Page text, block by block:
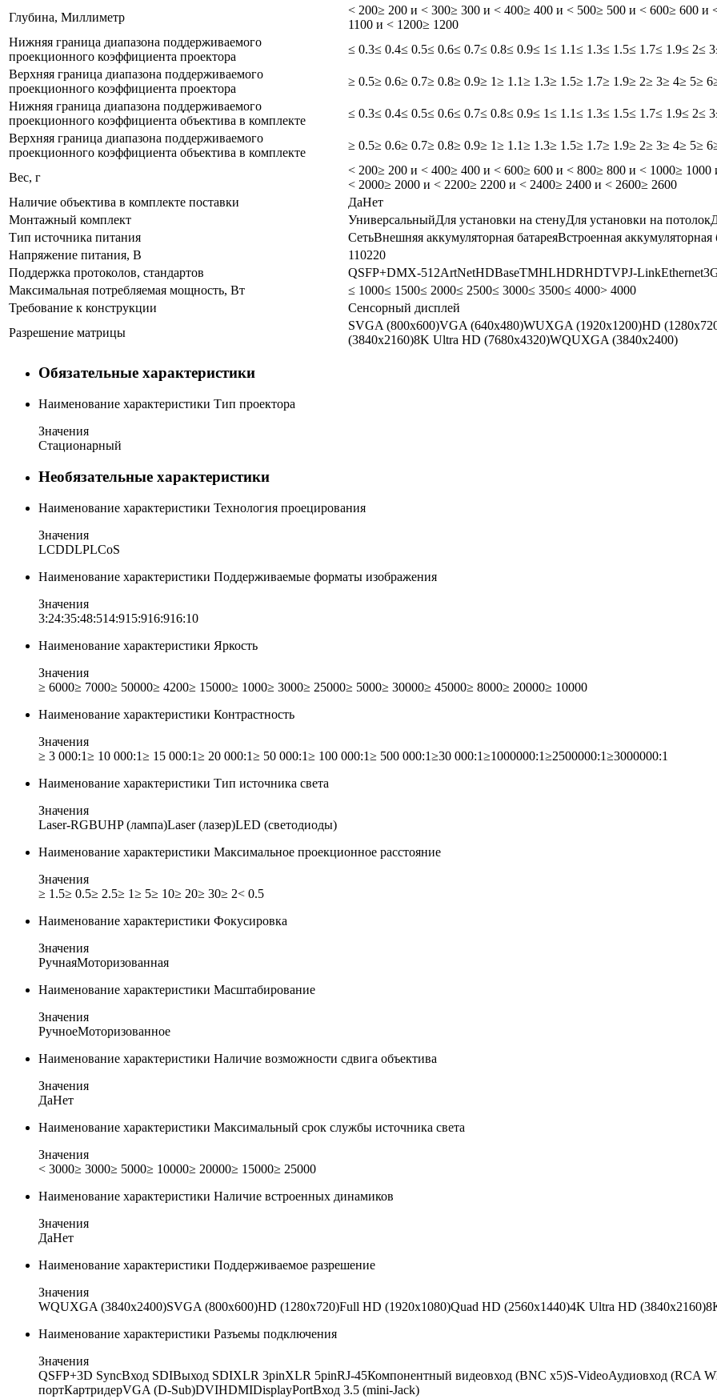
Глубина, Миллиметр
< 200≥ 200 и < 300≥ 300 и < 400≥ 400 и < 500≥ 500 и < 600≥ 600 и
1100 и < 1200≥ 1200
Нижняя граница диапазона поддерживаемого
проекционного коэффициента проектора
≤ 0.3≤ 0.4≤ 0.5≤ 0.6≤ 0.7≤ 0.8≤ 0.9≤ 1≤ 1.1≤ 1.3≤ 1.5≤ 1.7≤ 1.9≤ 2≤ 3
Верхняя граница диапазона поддерживаемого
проекционного коэффициента проектора
≥ 0.5≥ 0.6≥ 0.7≥ 0.8≥ 0.9≥ 1≥ 1.1≥ 1.3≥ 1.5≥ 1.7≥ 1.9≥ 2≥ 3≥ 4≥ 5≥ 6
Нижняя граница диапазона поддерживаемого
проекционного коэффициента объектива в комплекте
≤ 0.3≤ 0.4≤ 0.5≤ 0.6≤ 0.7≤ 0.8≤ 0.9≤ 1≤ 1.1≤ 1.3≤ 1.5≤ 1.7≤ 1.9≤ 2≤ 3
Верхняя граница диапазона поддерживаемого
проекционного коэффициента объектива в комплекте
≥ 0.5≥ 0.6≥ 0.7≥ 0.8≥ 0.9≥ 1≥ 1.1≥ 1.3≥ 1.5≥ 1.7≥ 1.9≥ 2≥ 3≥ 4≥ 5≥ 6
Вес, г
< 200≥ 200 и < 400≥ 400 и < 600≥ 600 и < 800≥ 800 и < 1000≥ 1000
< 2000≥ 2000 и < 2200≥ 2200 и < 2400≥ 2400 и < 2600≥ 2600
Наличие объектива в комплекте поставки
ДаНет
Монтажный комплект
УниверсальныйДля установки на стенуДля установки на потолок
Тип источника питания
СетьВнешняя аккумуляторная батареяВстроенная аккумуляторная
Напряжение питания, В
110220
Поддержка протоколов, стандартов
QSFP+DMX-512ArtNetHDBaseTMHLHDRHDTVPJ-LinkEthernet
Максимальная потребляемая мощность, Вт
≤ 1000≤ 1500≤ 2000≤ 2500≤ 3000≤ 3500≤ 4000> 4000
Требование к конструкции
Сенсорный дисплей
Разрешение матрицы
SVGA (800x600)VGA (640x480)WUXGA (1920x1200)HD
(3840х2160)8K Ultra HD (7680x4320)WQUXGA (3840х2400)
Обязательные характеристики
Наименование характеристики Тип проектора
Значения
Стационарный
Необязательные характеристики
Наименование характеристики Технология проецирования
Значения
LCDDLPLCoS
Наименование характеристики Поддерживаемые форматы изображения
Значения
3:24:35:48:514:915:916:916:10
Наименование характеристики Яркость
Значения
≥ 6000≥ 7000≥ 50000≥ 4200≥ 15000≥ 1000≥ 3000≥ 25000≥ 5000≥ 30000≥ 45000≥ 8000≥ 20000≥ 10000
Наименование характеристики Контрастность
Значения
≥ 3 000:1≥ 10 000:1≥ 15 000:1≥ 20 000:1≥ 50 000:1≥ 100 000:1≥ 500 000:1≥30 000:1≥1000000:1≥2500000:1≥3000000:1
Наименование характеристики Тип источника света
Значения
Laser-RGBUHP (лампа)Laser (лазер)LED (светодиоды)
Наименование характеристики Максимальное проекционное расстояние
Значения
≥ 1.5≥ 0.5≥ 2.5≥ 1≥ 5≥ 10≥ 20≥ 30≥ 2< 0.5
Наименование характеристики Фокусировка
Значения
РучнаяМоторизованная
Наименование характеристики Масштабирование
Значения
РучноеМоторизованное
Наименование характеристики Наличие возможности сдвига объектива
Значения
ДаНет
Наименование характеристики Максимальный срок службы источника света
Значения
< 3000≥ 3000≥ 5000≥ 10000≥ 20000≥ 15000≥ 25000
Наименование характеристики Наличие встроенных динамиков
Значения
ДаНет
Наименование характеристики Поддерживаемое разрешение
Значения
WQUXGA (3840х2400)SVGA (800x600)HD (1280х720)Full HD (1920х1080)Quad HD (2560x1440)4K Ultra HD (3840х2160)
Наименование характеристики Разъемы подключения
Значения
QSFP+3D SyncВход SDIВыход SDIXLR 3pinXLR 5pinRJ-45Компонентный видеовход (BNC x5)S-VideoАудиовход (RCA
портКартридерVGA (D-Sub)DVIHDMIDisplayPortВход 3.5 (mini-Jack)